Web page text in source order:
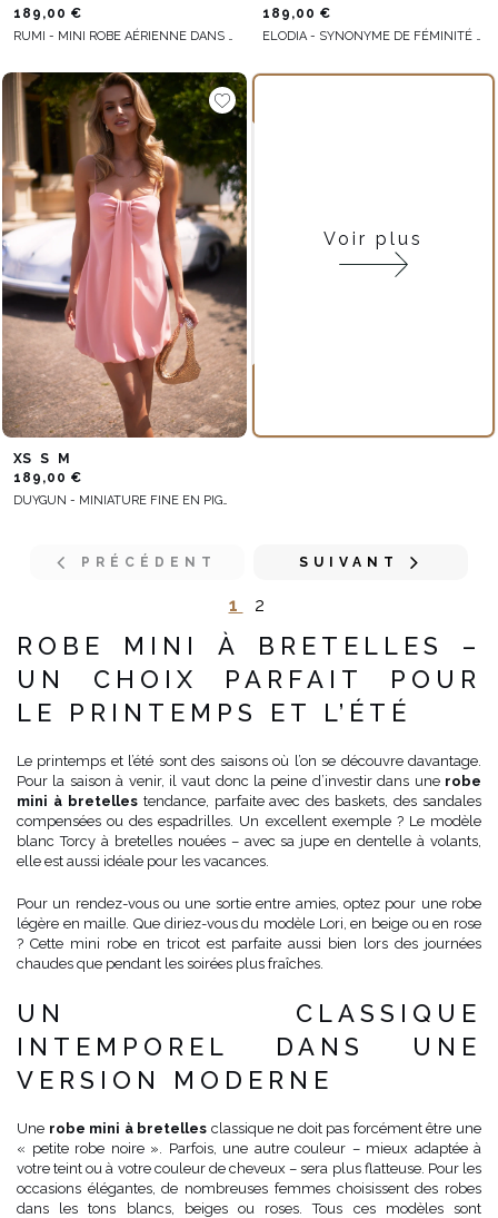
189,00 €
RUMI - MINI ROBE AÉRIENNE DANS LES TONS SABLE
189,00 €
ELODIA - SYNONYME DE FÉMINITÉ DANS UNE ROBE AUX REFLETS ROSES
XS S
M
189,00 €
Voir plus
PRÉCÉDENT
1 2
SUIVANT
ROBE MINI À BRETELLES –
UN CHOIX PARFAIT POUR
LE PRINTEMPS ET L’ÉTÉ
Le printemps et l’été sont des saisons où l’on se découvre davantage.
Pour la saison à venir, il vaut donc la peine d’investir dans une robe
mini à bretellestendance, parfaite avec des baskets, des sandales
compensées ou des espadrilles. Un excellent exemple ? Le modèle
blanc Torcy à bretelles nouées – avec sa jupe en dentelle à volants,
elle est aussi idéale pour les vacances.
Pour un rendez-vous ou une sortie entre amies, optez pour une robe
légère en maille. Que diriez-vous du modèle Lori, en beige ou en rose
? Cette mini robe en tricot est parfaite aussi bien lors des journées
chaudes que pendant les soirées plus fraîches.
UN CLASSIQUE
INTEMPOREL DANS UNE
VERSION MODERNE
Une robe mini à bretelles classique ne doit pas forcément être une
« petite robe noire ». Parfois, une autre couleur – mieux adaptée à
votre teint ou à votre couleur de cheveux – sera plus flatteuse. Pour les
occasions élégantes, de nombreuses femmes choisissent des robes
dans les tons blancs, beiges ou roses. Tous ces modèles sont